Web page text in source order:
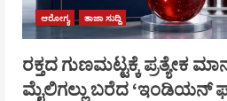
ಆರೋಗ್ಯ ತಾಜಾ ಸುದ್ದಿ
ರಕ್ತದ ಗುಣಮಟ್ಟಕ್ಕೆ ಪ್ರತ್ಯೇಕ
ಮೈಲಿಗಲ್ಲು ಬರೆದ